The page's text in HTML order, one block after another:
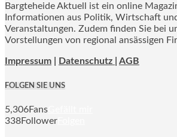
Bargteheide Aktuell ist ein online
Informationen aus Politik, Wirtschaft
Veranstaltungen. Zudem finden Sie bei
Vorstellungen von regional ansässigen
Impressum Datenschutz | AGB
FOLGEN SIE UNS
5,306Fans
338Follower